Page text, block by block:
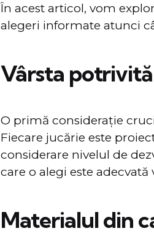
În acest articol, vom
alegeri informate atunci
Vârsta potrivită
O primă considerație
Fiecare jucărie este
considerare nivelul de
care o alegi este
Materialul din